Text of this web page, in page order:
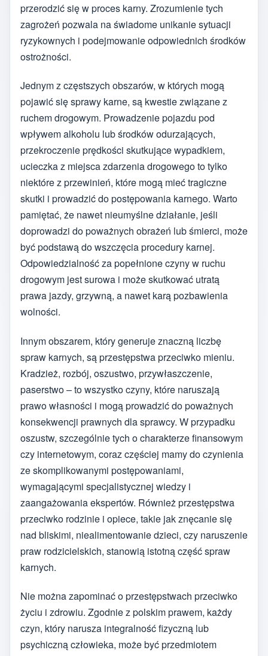
przerodzić się w proces karny. Zrozumienie tych
zagrożeń pozwala na świadome unikanie sytuacji
ryzykownych i podejmowanie odpowiednich środków
ostrożności.
Jednym z częstszych obszarów, w których mogą
pojawić się sprawy karne, są kwestie związane z
ruchem drogowym. Prowadzenie pojazdu pod
wpływem alkoholu lub środków odurzających,
przekroczenie prędkości skutkujące wypadkiem,
ucieczka z miejsca zdarzenia drogowego to tylko
niektóre z przewinień, które mogą mieć tragiczne
skutki i prowadzić do postępowania karnego. Warto
pamiętać, że nawet nieumyślne działanie, jeśli
doprowadzi do poważnych obrażeń lub śmierci, może
być podstawą do wszczęcia procedury karnej.
Odpowiedzialność za popełnione czyny w ruchu
drogowym jest surowa i może skutkować utratą
prawa jazdy, grzywną, a nawet karą pozbawienia
wolności.
Innym obszarem, który generuje znaczną liczbę
spraw karnych, są przestępstwa przeciwko mieniu.
Kradzież, rozbój, oszustwo, przywłaszczenie,
paserstwo – to wszystko czyny, które naruszają
prawo własności i mogą prowadzić do poważnych
konsekwencji prawnych dla sprawcy. W przypadku
oszustw, szczególnie tych o charakterze finansowym
czy internetowym, coraz częściej mamy do czynienia
ze skomplikowanymi postępowaniami,
wymagającymi specjalistycznej wiedzy i
zaangażowania ekspertów. Również przestępstwa
przeciwko rodzinie i opiece, takie jak znęcanie się
nad bliskimi, niealimentowanie dzieci, czy naruszenie
praw rodzicielskich, stanowią istotną część spraw
karnych.
Nie można zapominać o przestępstwach przeciwko
życiu i zdrowiu. Zgodnie z polskim prawem, każdy
czyn, który narusza integralność fizyczną lub
psychiczną człowieka, może być przedmiotem